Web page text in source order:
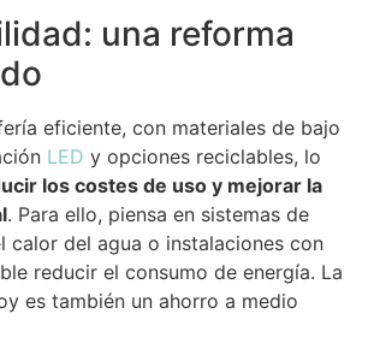
una reforma
eficiente, con materiales de bajo
LED y opciones reciclables, lo
los costes de uso y mejorar la
. Para ello, piensa en sistemas de
calor del agua o instalaciones con
reducir el consumo de energía. La
es también un ahorro a medio